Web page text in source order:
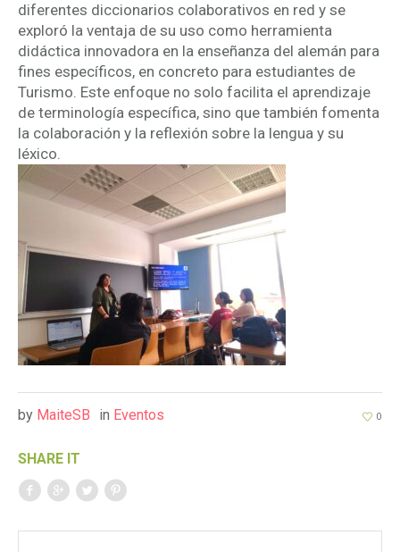
diferentes diccionarios colaborativos en red y se
exploró la ventaja de su uso como herramienta
didáctica innovadora en la enseñanza del alemán para
fines específicos, en concreto para estudiantes de
Turismo. Este enfoque no solo facilita el aprendizaje
de terminología específica, sino que también fomenta
la colaboración y la reflexión sobre la lengua y su
léxico.
0
by MaiteSB in Eventos
SHARE IT